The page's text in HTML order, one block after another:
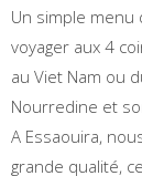
Un simple menu
voyager aux 4
au Viet Nam ou
Nourredine et
A Essaouira,
grande qualité,